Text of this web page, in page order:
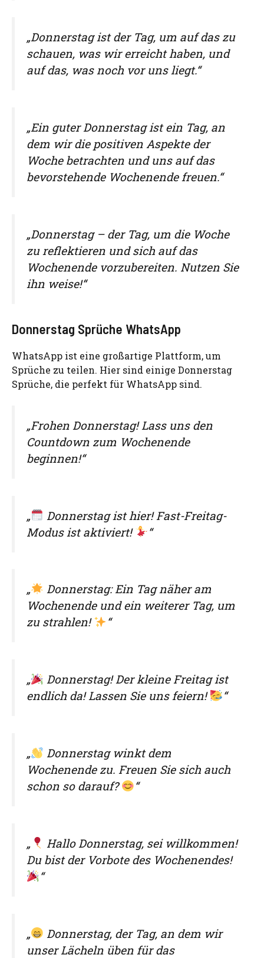
„Donnerstag ist der Tag, um auf das zu
schauen, was wir erreicht haben, und
auf das, was noch vor uns liegt.“
„Ein guter Donnerstag ist ein Tag, an
dem wir die positiven Aspekte der
Woche betrachten und uns auf das
bevorstehende Wochenende freuen.“
„Donnerstag – der Tag, um die Woche
zu reflektieren und sich auf das
Wochenende vorzubereiten. Nutzen Sie
ihn weise!“
Donnerstag Sprüche WhatsApp
WhatsApp ist eine großartige Plattform, um
Sprüche zu teilen. Hier sind einige Donnerstag
Sprüche, die perfekt für WhatsApp sind.
„Frohen Donnerstag! Lass uns den
Countdown zum Wochenende
beginnen!“
„
Donnerstag ist hier! Fast-Freitag-
Modus ist aktiviert!
“
„
Donnerstag: Ein Tag näher am
Wochenende und ein weiterer Tag, um
zu strahlen!
“
„
Donnerstag! Der kleine Freitag ist
endlich da! Lassen Sie uns feiern!
“
„
Donnerstag winkt dem
Wochenende zu. Freuen Sie sich auch
schon so darauf?
“
„
Hallo Donnerstag, sei willkommen!
Du bist der Vorbote des Wochenendes!
“
„
Donnerstag, der Tag, an dem wir
unser Lächeln üben für das